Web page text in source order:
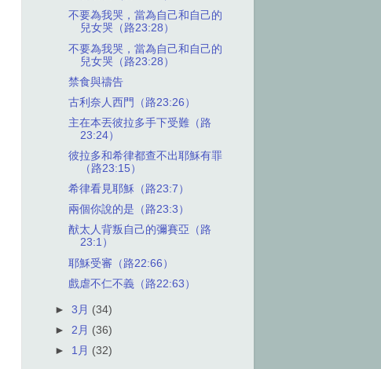
不要為我哭，當為自己和自己的
兒女哭（路23:28）
不要為我哭，當為自己和自己的
兒女哭（路23:28）
禁食與禱告
古利奈人西門（路23:26）
主在本丟彼拉多手下受難（路
23:24）
彼拉多和希律都查不出耶穌有罪
（路23:15）
希律看見耶穌（路23:7）
兩個你說的是（路23:3）
猷太人背叛自己的彌賽亞（路
23:1）
耶穌受審（路22:66）
戲虐不仁不義（路22:63）
►3月 (34)
► 2月 (36)
► 1月 (32)